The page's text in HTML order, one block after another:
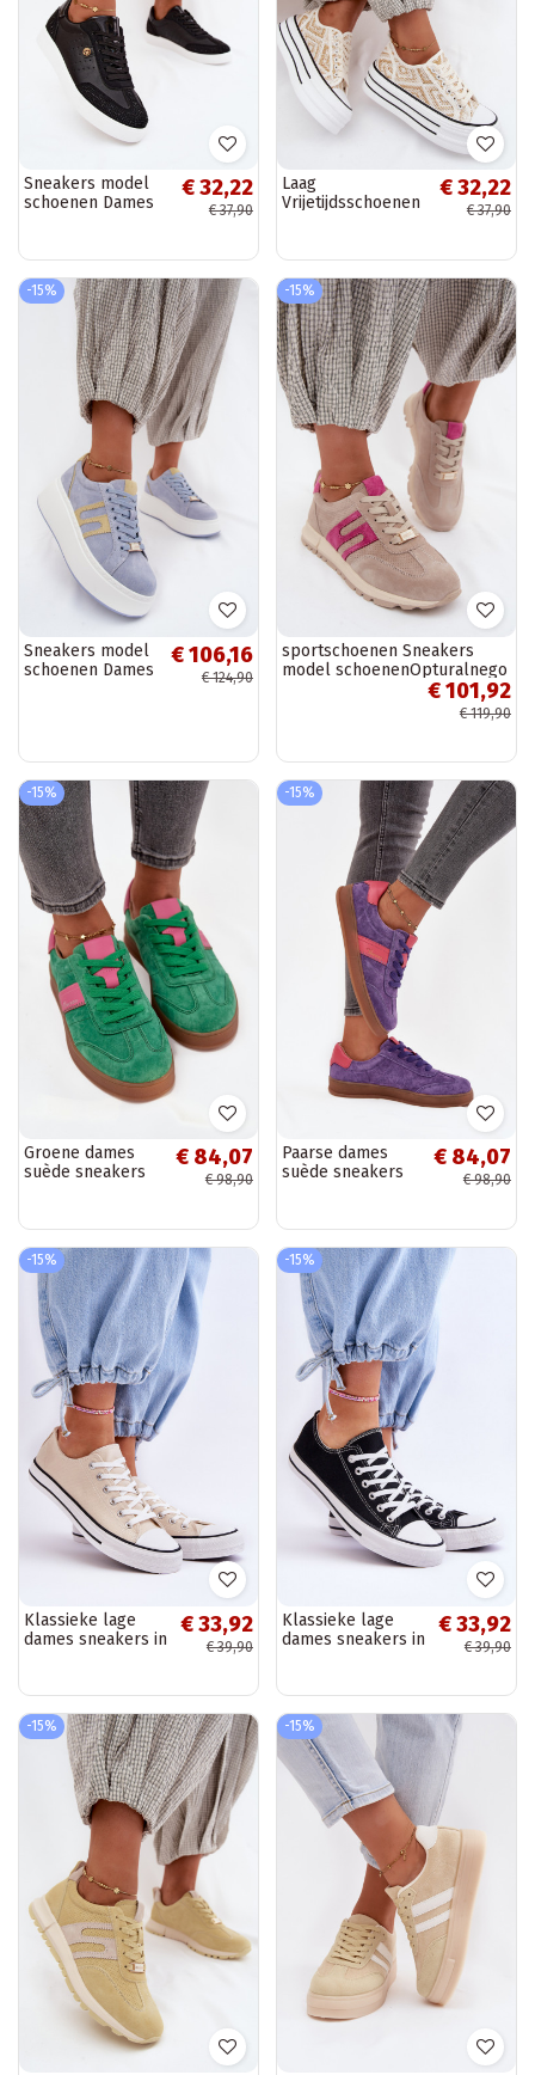
Sneakers model
schoenen Dames
€ 32,22
€ 37,90
Laag
Vrijetijdsschoenen
Medina
€ 32,22
€ 37,90
-15%
Sneakers model
schoenen Dames
€ 106,16
€ 124,90
-15%
sportschoenen Sneakers
model schoenenOpturalnego
van suèdeu Dames beige
€ 101,92
€ 119,90
-15%
Groene dames
suède sneakers
€ 84,07
€ 98,90
-15%
Paarse dames
suède sneakers
€ 84,07
€ 98,90
-15%
Klassieke lage
dames sneakers in
€ 33,92
€ 39,90
-15%
Klassieke lage
dames sneakers in
€ 33,92
€ 39,90
-15% -15%